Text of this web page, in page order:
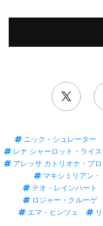
ニック・シュレーター
レナ シャーロット・ライス
アレッサ カトリオナ・プ
マキシミリアン・
テオ・レインハート
ロジャー・クルーゲ
エマ・ヒンツェ
リ